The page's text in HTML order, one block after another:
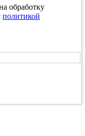
обработку
политикой